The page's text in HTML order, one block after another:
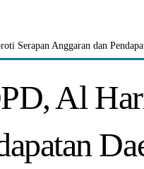
Serapan Anggaran dan
Al